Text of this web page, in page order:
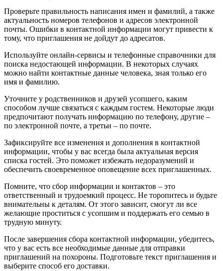
Проверьте правильность написания имен и фамилий, а также
актуальность номеров телефонов и адресов электронной
почты. Ошибки в контактной информации могут привести к
тому, что приглашения не дойдут до адресатов.
Используйте онлайн-сервисы и телефонные справочники для
поиска недостающей информации. В некоторых случаях
можно найти контактные данные человека, зная только его
имя и фамилию.
Уточните у родственников и друзей усопшего, каким
способом лучше связаться с каждым гостем. Некоторые люди
предпочитают получать информацию по телефону, другие –
по электронной почте, а третьи – по почте.
Зафиксируйте все изменения и дополнения в контактной
информации, чтобы у вас всегда была актуальная версия
списка гостей. Это поможет избежать недоразумений и
обеспечить своевременное оповещение всех приглашенных.
Помните, что сбор информации и контактов – это
ответственный и трудоемкий процесс. Не торопитесь и будьте
внимательны к деталям. От этого зависит, смогут ли все
желающие проститься с усопшим и поддержать его семью в
трудную минуту.
После завершения сбора контактной информации, убедитесь,
что у вас есть все необходимые данные для отправки
приглашений на похороны. Подготовьте текст приглашения и
выберите способ его доставки.